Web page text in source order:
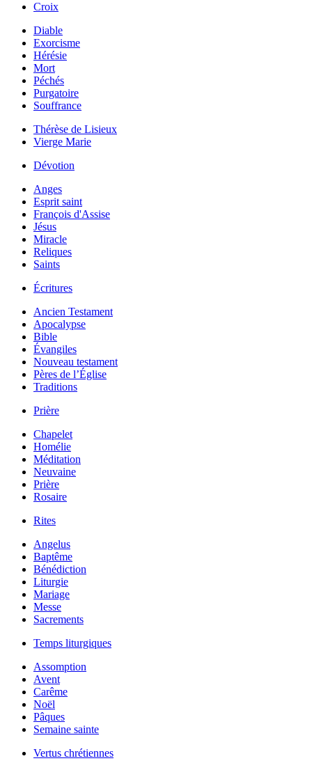
Croix
Diable
Exorcisme
Hérésie
Mort
Péchés
Purgatoire
Souffrance
Thérèse de Lisieux
Vierge Marie
Dévotion
Anges
Esprit saint
François d'Assise
Jésus
Miracle
Reliques
Saints
Écritures
Ancien Testament
Apocalypse
Bible
Évangiles
Nouveau testament
Pères de l’Église
Traditions
Prière
Chapelet
Homélie
Méditation
Neuvaine
Prière
Rosaire
Rites
Angelus
Baptême
Bénédiction
Liturgie
Mariage
Messe
Sacrements
Temps liturgiques
Assomption
Avent
Carême
Noël
Pâques
Semaine sainte
Vertus chrétiennes